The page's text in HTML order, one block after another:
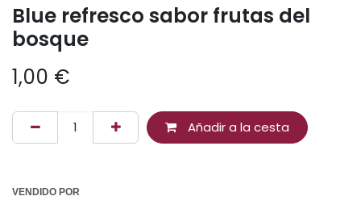
Blue refresco sabor frutas del
bosque
1,00 €
Añadir a la cesta
VENDIDO POR